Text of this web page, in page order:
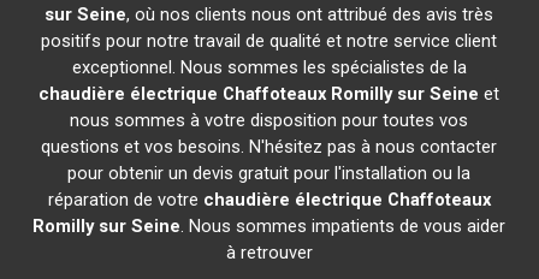
sur Seine, où nos clients nous ont attribué des avis très
positifs pour notre travail de qualité et notre service client
exceptionnel. Nous sommes les spécialistes de la
chaudière électrique Chaffoteaux Romilly sur Seine et
nous sommes à votre disposition pour toutes vos
questions et vos besoins. N'hésitez pas à nous contacter
pour obtenir un devis gratuit pour l'installation ou la
réparation de votre chaudière électrique Chaffoteaux
Romilly sur Seine. Nous sommes impatients de vous aider
à retrouver